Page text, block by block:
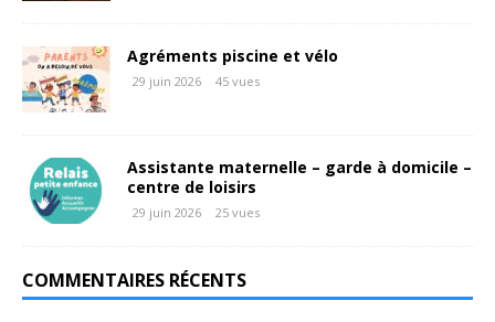
Agréments piscine et vélo
29 juin 2026 45 vues
Assistante maternelle – garde à domicile –
centre de loisirs
29 juin 2026 25 vues
COMMENTAIRES RÉCENTS